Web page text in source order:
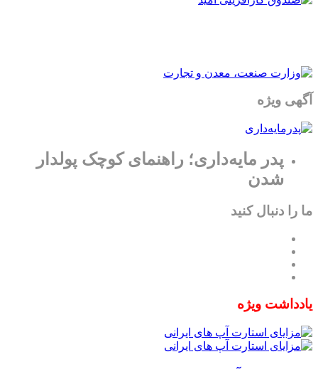
آگهی ویژه
پدر مایه‌داری؛ راهنمای کوچک پولدار
شدن
ما را دنبال کنید
یادداشت ویژه